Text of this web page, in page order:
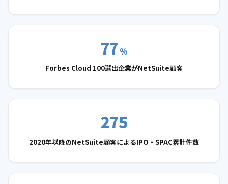
77 %
Forbes Cloud 100選出企業がNetSuite顧客
275
2020年以降のNetSuite顧客によるIPO・SPAC累計件数